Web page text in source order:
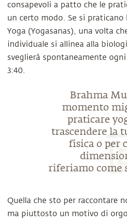
consapevoli a patto che le
un certo modo. Se si praticano
Yoga (Yogasanas), una volta
individuale si allinea alla
sveglierà spontaneamente
3:40.
Brahma
momento
praticare
trascendere la
fisica o per
riferiamo come
Quella che sto per raccontare
ma piuttosto un motivo di